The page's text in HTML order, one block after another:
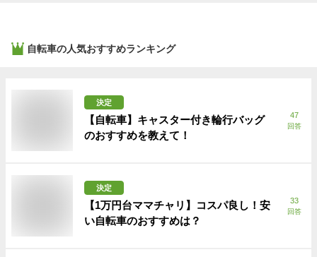
自転車の人気おすすめランキング
決定
【自転車】キャスター付き輪行バッグ
のおすすめを教えて！
47
回答
決定
【1万円台ママチャリ】コスパ良し！安
い自転車のおすすめは？
33
回答